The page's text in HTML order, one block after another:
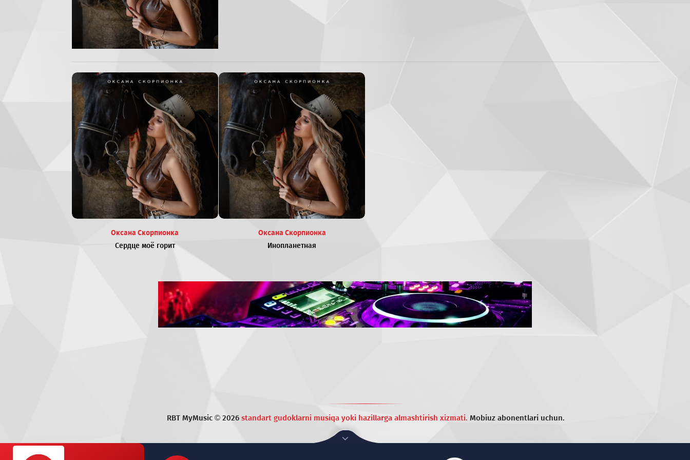
Оксана Скорпионка
Сердце моё горит
Оксана Скорпионка
Инопланетная
RBT MyMusic © 2026 standart gudoklarni musiqa yoki hazillarga almashtirish xizmati. Mobiuz abonentlari uchun.